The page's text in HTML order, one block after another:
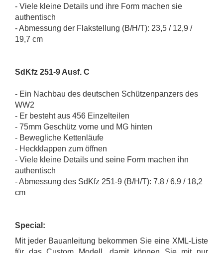
- Viele kleine Details und ihre Form machen sie
authentisch
- Abmessung der Flakstellung (B/H/T): 23,5 / 12,9 /
19,7 cm
SdKfz 251-9 Ausf. C
- Ein Nachbau des deutschen Schützenpanzers des
WW2
- Er besteht aus 456 Einzelteilen
- 75mm Geschütz vorne und MG hinten
- Bewegliche Kettenläufe
- Heckklappen zum öffnen
- Viele kleine Details und seine Form machen ihn
authentisch
- Abmessung des SdKfz 251-9 (B/H/T): 7,8 / 6,9 / 18,2
cm
Special:
Mit jeder Bauanleitung bekommen Sie eine XML-Liste